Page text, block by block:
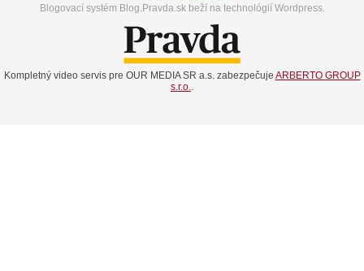
Blogovací systém Blog.Pravda.sk beží na technológií Wordpress.
Kompletný video servis pre OUR MEDIA SR a.s. zabezpečuje ARBERTO GROUP
s.r.o..